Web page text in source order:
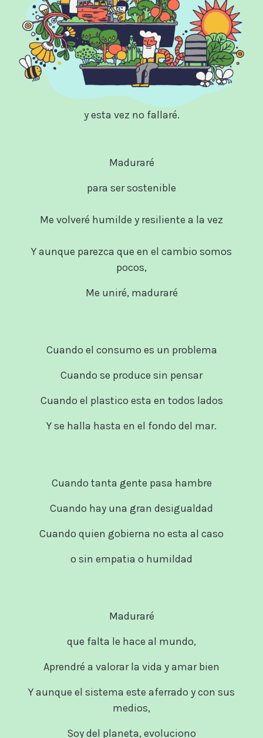
y esta vez no fallaré.
Maduraré
para ser sostenible
Me volveré humilde y resiliente a la vez
Y aunque parezca que en el cambio somos
pocos,
Me uniré, maduraré
Cuando el consumo es un problema
Cuando se produce sin pensar
Cuando el plastico esta en todos lados
Y se halla hasta en el fondo del mar.
Cuando tanta gente pasa hambre
Cuando hay una gran desigualdad
Cuando quien gobierna no esta al caso
o sin empatia o humildad
Maduraré
que falta le hace al mundo,
Aprendré a valorar la vida y amar bien
Y aunque el sistema este aferrado y con sus
medios,
Soy del planeta, evoluciono